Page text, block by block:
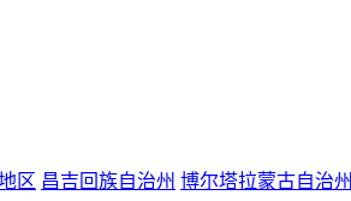
区 昌吉回族自治州 博尔塔拉蒙古自治州